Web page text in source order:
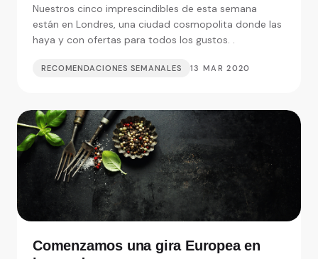
imprescindibles
Nuestros cinco imprescindibles de esta semana
están en Londres, una ciudad cosmopolita donde las
haya y con ofertas para todos los gustos. .
RECOMENDACIONES SEMANALES 13 MAR 2020
Comenzamos una gira Europea en